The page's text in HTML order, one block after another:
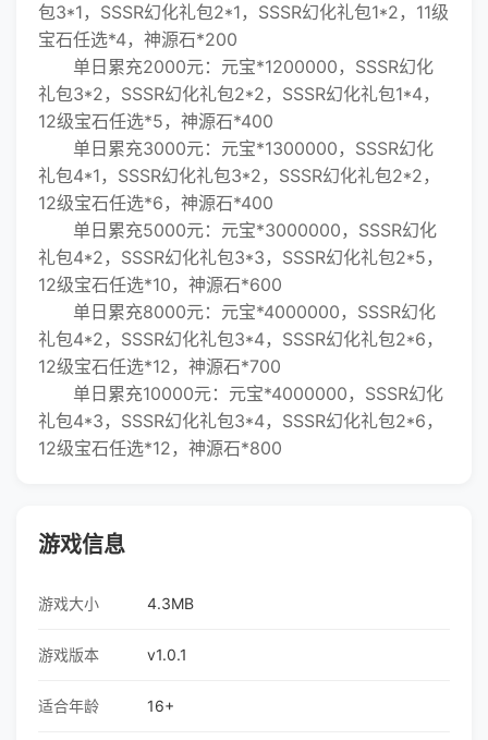
包3*1，SSSR幻化礼包2*1，SSSR幻化礼包1*2，11级
宝石任选*4，神源石*200
单日累充2000元：元宝*1200000，SSSR幻化
礼包3*2，SSSR幻化礼包2*2，SSSR幻化礼包1*4，
12级宝石任选*5，神源石*400
单日累充3000元：元宝*1300000，SSSR幻化
礼包4*1，SSSR幻化礼包3*2，SSSR幻化礼包2*2，
12级宝石任选*6，神源石*400
单日累充5000元：元宝*3000000，SSSR幻化
礼包4*2，SSSR幻化礼包3*3，SSSR幻化礼包2*5，
12级宝石任选*10，神源石*600
单日累充8000元：元宝*4000000，SSSR幻化
礼包4*2，SSSR幻化礼包3*4，SSSR幻化礼包2*6，
12级宝石任选*12，神源石*700
单日累充10000元：元宝*4000000，SSSR幻化
礼包4*3，SSSR幻化礼包3*4，SSSR幻化礼包2*6，
12级宝石任选*12，神源石*800
游戏信息
游戏大小 4.3MB
游戏版本 v1.0.1
适合年龄 16+